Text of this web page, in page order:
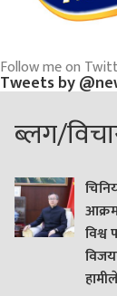
Follow me on
Tweets by
ब्लग/
विश्व